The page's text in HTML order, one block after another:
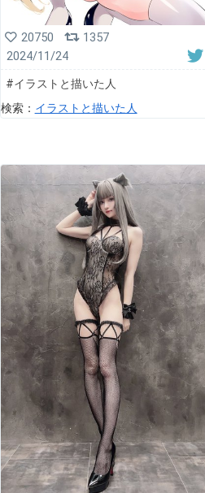
20750
1357
2024/11/24
#イラストと描いた人
検索： イラストと描いた人